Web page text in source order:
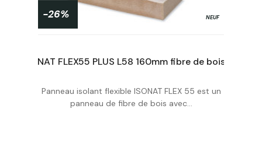
Acheter
-26% NEUF
Panneau isolant flexible ISONAT FLEX 55 est un
panneau de fibre de bois avec...